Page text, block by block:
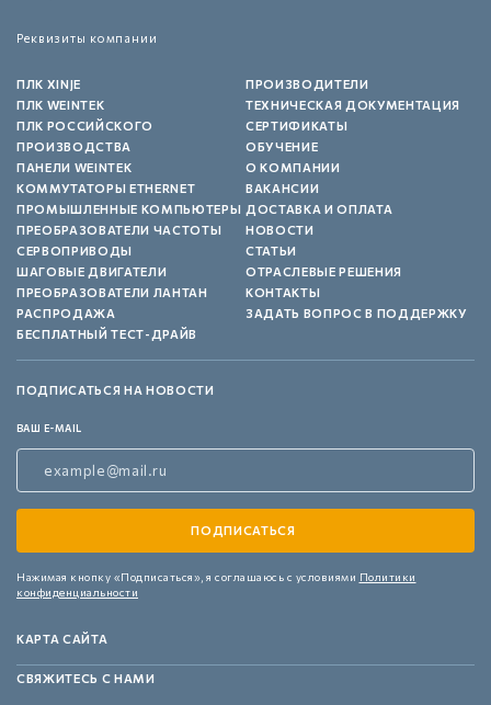
Реквизиты компании
ПЛК XINJE
ПЛК WEINTEK
ПЛК РОССИЙСКОГО
ПРОИЗВОДСТВА
ПАНЕЛИ WEINTEK
КОММУТАТОРЫ ETHERNET
ПРОМЫШЛЕННЫЕ КОМПЬЮТЕРЫ
ПРЕОБРАЗОВАТЕЛИ ЧАСТОТЫ
СЕРВОПРИВОДЫ
ШАГОВЫЕ ДВИГАТЕЛИ
ПРЕОБРАЗОВАТЕЛИ ЛАНТАН
РАСПРОДАЖА
БЕСПЛАТНЫЙ ТЕСТ-ДРАЙВ
ПРОИЗВОДИТЕЛИ
ТЕХНИЧЕСКАЯ ДОКУМЕНТАЦИЯ
СЕРТИФИКАТЫ
ОБУЧЕНИЕ
О КОМПАНИИ
ВАКАНСИИ
ДОСТАВКА И ОПЛАТА
НОВОСТИ
СТАТЬИ
ОТРАСЛЕВЫЕ РЕШЕНИЯ
КОНТАКТЫ
ЗАДАТЬ ВОПРОС В ПОДДЕРЖКУ
ПОДПИСАТЬСЯ НА НОВОСТИ
ВАШ E-MAIL
Нажимая кнопку «Подписаться», я соглашаюсь с условиями Политики
конфиденциальности
КАРТА САЙТА
СВЯЖИТЕСЬ С НАМИ